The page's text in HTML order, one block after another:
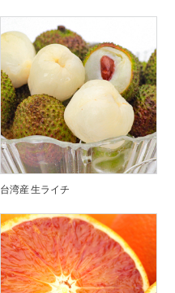
台湾産 生ライチ